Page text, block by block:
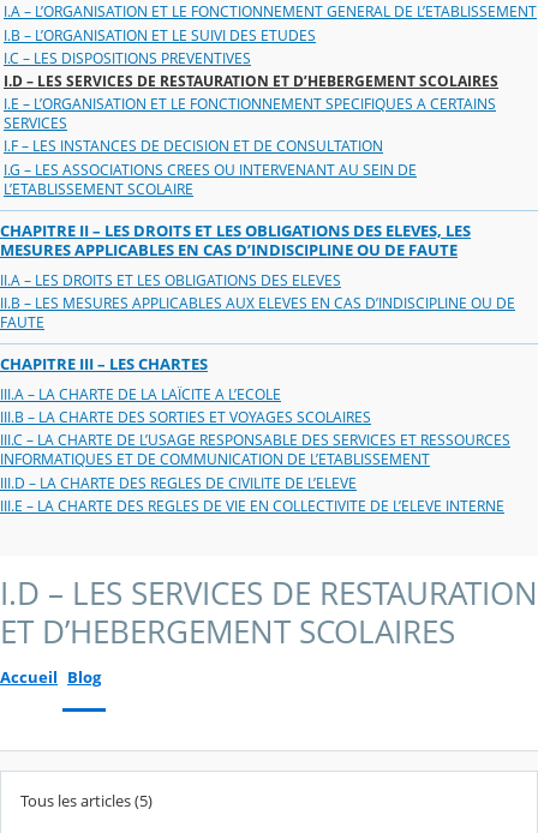
I.A – L’ORGANISATION ET LE FONCTIONNEMENT GENERAL DE L’ETABLISSEMENT
I.B – L’ORGANISATION ET LE SUIVI DES ETUDES
I.C – LES DISPOSITIONS PREVENTIVES
I.D – LES SERVICES DE RESTAURATION ET D’HEBERGEMENT SCOLAIRES
I.E – L’ORGANISATION ET LE FONCTIONNEMENT SPECIFIQUES A CERTAINS
SERVICES
I.F – LES INSTANCES DE DECISION ET DE CONSULTATION
I.G – LES ASSOCIATIONS CREES OU INTERVENANT AU SEIN DE
L’ETABLISSEMENT SCOLAIRE
CHAPITRE II – LES DROITS ET LES OBLIGATIONS DES ELEVES, LES
MESURES APPLICABLES EN CAS D’INDISCIPLINE OU DE FAUTE
II.A – LES DROITS ET LES OBLIGATIONS DES ELEVES
II.B – LES MESURES APPLICABLES AUX ELEVES EN CAS D’INDISCIPLINE OU DE
FAUTE
CHAPITRE III – LES CHARTES
III.A – LA CHARTE DE LA LAÏCITE A L’ECOLE
III.B – LA CHARTE DES SORTIES ET VOYAGES SCOLAIRES
III.C – LA CHARTE DE L’USAGE RESPONSABLE DES SERVICES ET RESSOURCES
INFORMATIQUES ET DE COMMUNICATION DE L’ETABLISSEMENT
III.D – LA CHARTE DES REGLES DE CIVILITE DE L’ELEVE
III.E – LA CHARTE DES REGLES DE VIE EN COLLECTIVITE DE L’ELEVE INTERNE
I.D – LES SERVICES DE RESTAURATION
ET D’HEBERGEMENT SCOLAIRES
Accueil Blog
Tous les articles (5)